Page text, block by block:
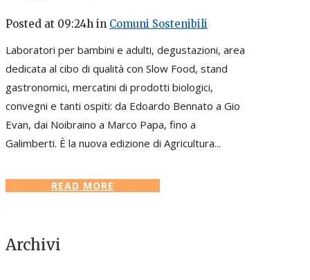
Posted at 09:24h in Comuni Sostenibili
Laboratori per bambini e adulti, degustazioni, area
dedicata al cibo di qualità con Slow Food, stand
gastronomici, mercatini di prodotti biologici,
convegni e tanti ospiti: da Edoardo Bennato a Gio
Evan, dai Noibraino a Marco Papa, fino a
Galimberti. È la nuova edizione di Agricultura...
READ MORE
Archivi